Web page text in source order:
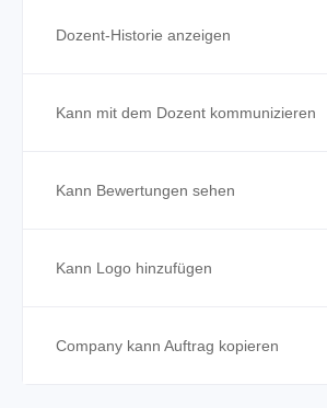
Dozent-Historie anzeigen
Kann mit dem Dozent kommunizieren
Kann Bewertungen sehen
Kann Logo hinzufügen
Company kann Auftrag kopieren